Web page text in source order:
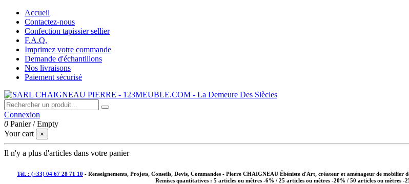
Accueil
Contactez-nous
Confection tapissier sellier
F.A.Q.
Imprimez votre commande
Demande d'échantillons
Nos livraisons
Paiement sécurisé
Connexion
0 Panier /Empty
Your cart
×
Il n'y a plus d'articles dans votre panier
Tél. : (+33) 04 67 28 71 10 - Renseignements, Projets, Conseils, Devis, Commandes - Pierre CHAIGNEAU Ébéniste d'Art, créateur et aménageur de mobilier
Remises quantitatives : 5 articles ou mètres -6% / 25 articles ou mètres -20% / 50 articles ou mètres -